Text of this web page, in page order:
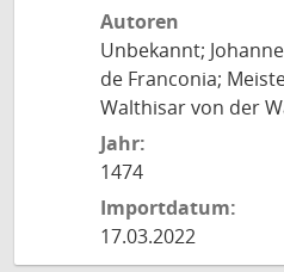
Autoren
Unbekannt;
de Franconia;
Walthisar von der
Jahr:
1474
Importdatum:
17.03.2022